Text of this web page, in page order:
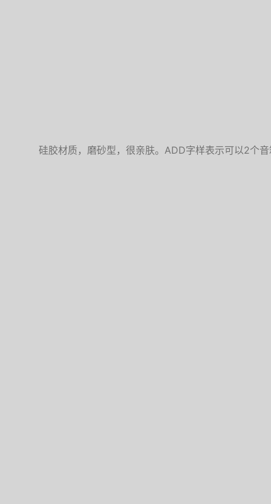
硅胶材质，磨砂型，很亲肤。ADD字样表示可以2个